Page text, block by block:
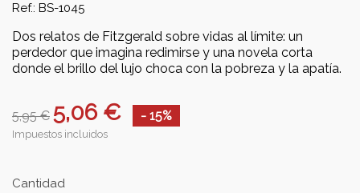
Ref.: BS-1045
Dos relatos de Fitzgerald sobre vidas al límite: un
perdedor que imagina redimirse y una novela corta
donde el brillo del lujo choca con la pobreza y la apatía.
5,95 € 5,06 € - 15%
Impuestos incluidos
Cantidad